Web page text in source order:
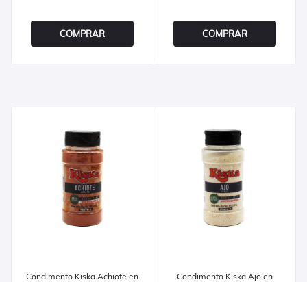
COMPRAR COMPRAR
Condimento Kiska Achiote en
Condimento Kiska Ajo en